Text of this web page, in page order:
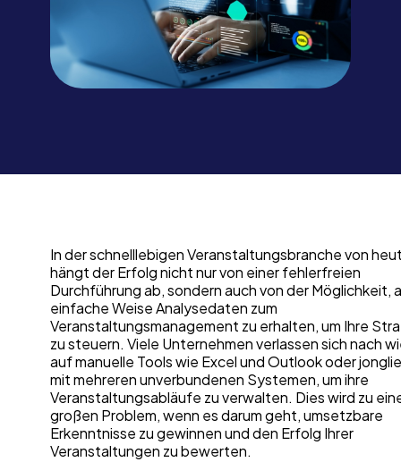
In der schnelllebigen Veranstaltungsbranche von
hängt der Erfolg nicht nur von einer fehlerfreien
Durchführung ab, sondern auch von der Möglichkeit,
einfache Weise Analysedaten zum
Veranstaltungsmanagement zu erhalten, um Ihre
zu steuern. Viele Unternehmen verlassen sich nach
auf manuelle Tools wie Excel und Outlook oder
mit mehreren unverbundenen Systemen, um ihre
Veranstaltungsabläufe zu verwalten. Dies wird zu
großen Problem, wenn es darum geht, umsetzbare
Erkenntnisse zu gewinnen und den Erfolg Ihrer
Veranstaltungen zu bewerten.